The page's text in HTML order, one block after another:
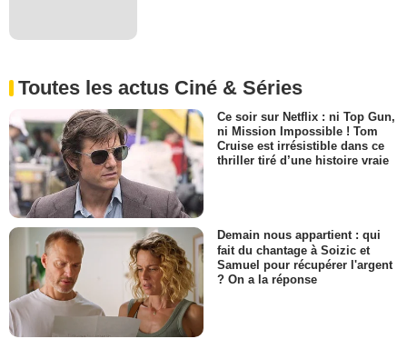
Toutes les actus Ciné & Séries
Ce soir sur Netflix : ni Top Gun,
ni Mission Impossible ! Tom
Cruise est irrésistible dans ce
thriller tiré d’une histoire vraie
Demain nous appartient : qui
fait du chantage à Soizic et
Samuel pour récupérer l'argent
? On a la réponse